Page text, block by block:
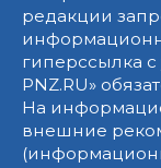
редакции
гиперссылка с
PNZ.RU»
На
внешние